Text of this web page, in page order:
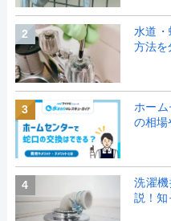
2
水道
方法を
3
ホー
の相場
4
洗濯
説！知